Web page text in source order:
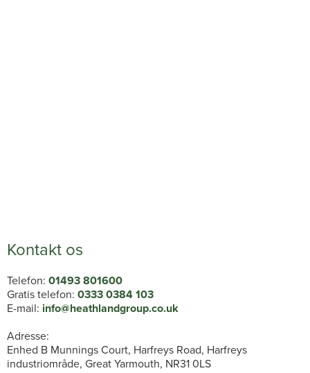
Kontakt os
Telefon: 01493 801600
Gratis telefon: 0333 0384 103
E-mail: info@heathlandgroup.co.uk
Adresse:
Enhed B Munnings Court, Harfreys Road, Harfreys
industriområde, Great Yarmouth, NR31 0LS